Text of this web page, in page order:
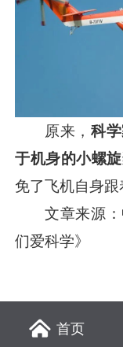
原来，科
于机身的小螺
免了飞机自身跟
文章来源
们爱科学》
首页